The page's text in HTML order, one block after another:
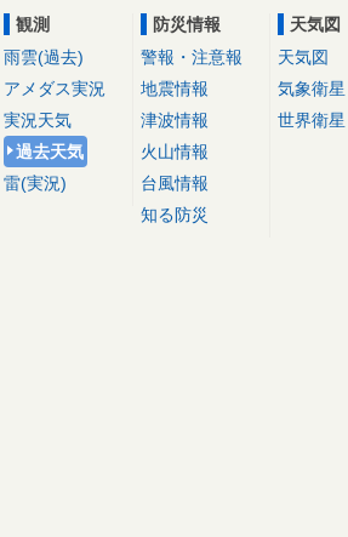
観測
雨雲(過去)
アメダス実況
実況天気
過去天気
雷(実況)
防災情報
警報・注意報
地震情報
津波情報
火山情報
台風情報
知る防災
天気図
天気図
気象衛星
世界衛星